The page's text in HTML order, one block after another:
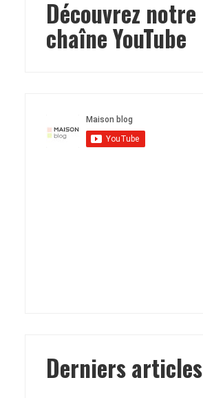
Découvrez notre
chaîne YouTube
Derniers articles